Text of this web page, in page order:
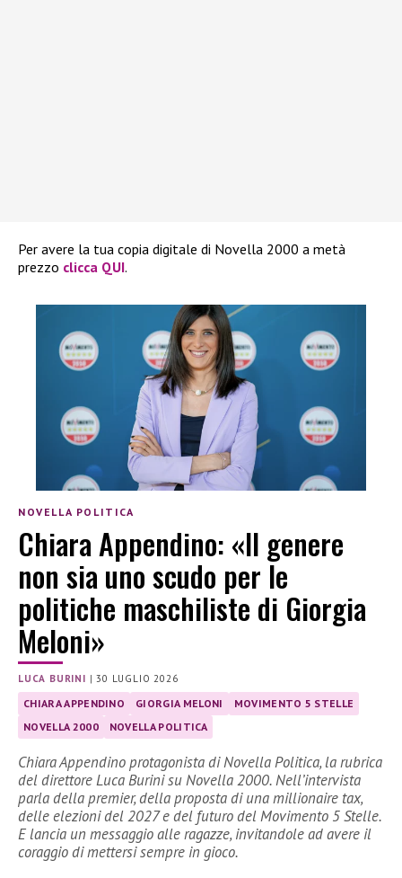
Per avere la tua copia digitale di Novella 2000 a metà
prezzo clicca QUI.
NOVELLA POLITICA
Chiara Appendino: «Il genere
non sia uno scudo per le
politiche maschiliste di Giorgia
Meloni»
LUCA BURINI |30 LUGLIO 2026
CHIARA APPENDINO GIORGIA MELONI
MOVIMENTO 5 STELLE
NOVELLA 2000
NOVELLA POLITICA
Chiara Appendino protagonista di Novella Politica, la rubrica
del direttore Luca Burini su Novella 2000. Nell’intervista
parla della premier, della proposta di una millionaire tax,
delle elezioni del 2027 e del futuro del Movimento 5 Stelle.
E lancia un messaggio alle ragazze, invitandole ad avere il
coraggio di mettersi sempre in gioco.